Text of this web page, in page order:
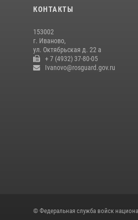
КОНТАКТЫ
153002
г. Иваново,
ул. Октябрьская д. 22 а
+ 7 (4932) 37-80-05
Ivanovo@rosguard.gov.ru
© Федеральная служба войск